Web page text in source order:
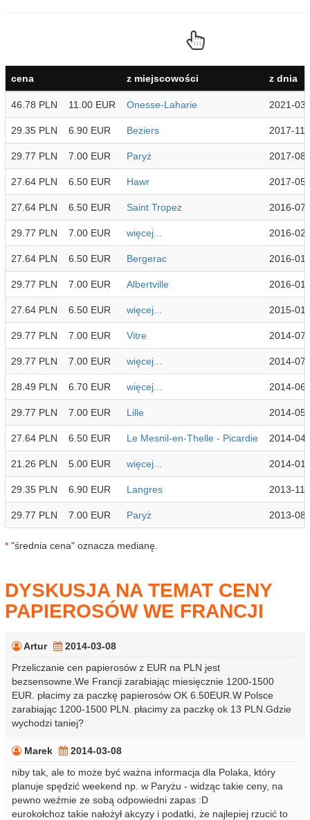
cena z miejscowości z dnia
46.78 PLN 11.00 EUR Onesse-Laharie 2021-
29.35 PLN 6.90 EUR Beziers 2017-
29.77 PLN 7.00 EUR Paryż 2017-
27.64 PLN 6.50 EUR Hawr 2017-
27.64 PLN 6.50 EUR Saint Tropez 2016-
29.77 PLN 7.00 EUR więcej... 2016-
27.64 PLN 6.50 EUR Bergerac 2016-
29.77 PLN 7.00 EUR Albertville 2016-
27.64 PLN 6.50 EUR więcej... 2015-
29.77 PLN 7.00 EUR Vitre 2014-
29.77 PLN 7.00 EUR więcej... 2014-
28.49 PLN 6.70 EUR więcej... 2014-
29.77 PLN 7.00 EUR Lille 2014-
27.64 PLN 6.50 EUR Le Mesnil-en-Thelle - Picardie 2014-
21.26 PLN 5.00 EUR więcej... 2014-
29.35 PLN 6.90 EUR Langres 2013-
29.77 PLN 7.00 EUR Paryż 2013-
* "średnia cena" oznacza medianę.
DYSKUSJA NA TEMAT CENY
PAPIEROSÓW WE FRANCJI
Artur
2014-03-08
Przeliczanie cen papierosów z EUR na PLN jest
bezsensowne.We Francji zarabiając miesięcznie 1200-1500
EUR. płacimy za paczkę papierosów OK 6.50EUR.W Polsce
zarabiając 1200-1500 PLN. płacimy za paczkę ok 13 PLN.Gdzie
wychodzi taniej?
Marek
2014-03-08
niby tak, ale to może być ważna informacja dla Polaka, który
planuje spędzić weekend np. w Paryżu - widząc takie ceny, na
pewno weźmie ze sobą odpowiedni zapas :D
eurokołchoz takie nałożył akcyzy i podatki, że najlepiej rzucić to